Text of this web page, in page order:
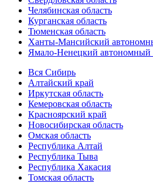
Челябинская область
Курганская область
Тюменская область
Ханты-Мансийский
Ямало-Ненецкий автономный
Вся Сибирь
Алтайский край
Иркутская область
Кемеровская область
Красноярский край
Новосибирская область
Омская область
Республика Алтай
Республика Тыва
Республика Хакасия
Томская область